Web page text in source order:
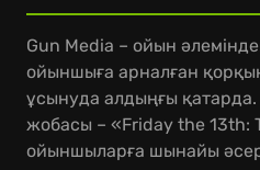
Gun Media – ойын
ойыншыға арналған
ұсынуда алдыңғы
жобасы – «Friday the 13th:
ойыншыларға шынайы